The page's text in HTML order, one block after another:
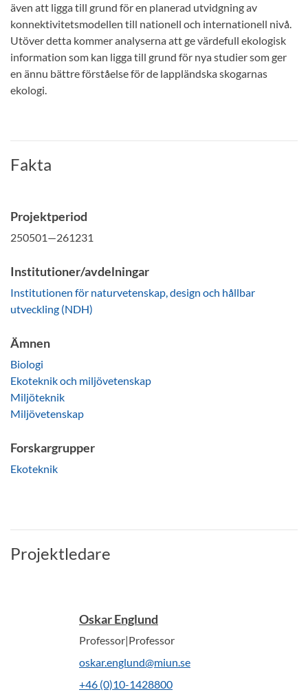
även att ligga till grund för en planerad utvidgning av
konnektivitetsmodellen till nationell och internationell nivå.
Utöver detta kommer analyserna att ge värdefull ekologisk
information som kan ligga till grund för nya studier som ger
en ännu bättre förståelse för de lappländska skogarnas
ekologi.
Fakta
Projektperiod
250501—261231
Institutioner/avdelningar
Institutionen för naturvetenskap, design och hållbar
utveckling (NDH)
Ämnen
Biologi
Ekoteknik och miljövetenskap
Miljöteknik
Miljövetenskap
Forskargrupper
Ekoteknik
Projektledare
Oskar Englund
Professor|Professor
oskar.englund@miun.se
+46 (0)10-1428800